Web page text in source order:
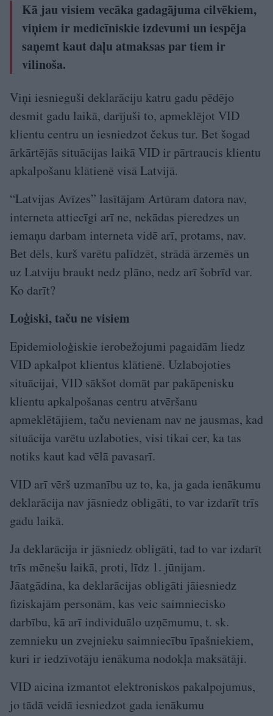
Kā jau visiem vecāka gadagājuma cilvēkiem,
viņiem ir medicīniskie izdevumi un iespēja
saņemt kaut daļu atmaksas par tiem ir
vilinoša.
Viņi iesnieguši deklarāciju katru gadu pēdējo
desmit gadu laikā, darījuši to, apmeklējot VID
klientu centru un iesniedzot čekus tur. Bet šogad
ārkārtējās situācijas laikā VID ir pārtraucis klientu
apkalpošanu klātienē visā Latvijā.
“Latvijas Avīzes” lasītājam Artūram datora nav,
interneta attiecīgi arī ne, nekādas pieredzes un
iemaņu darbam interneta vidē arī, protams, nav.
Bet dēls, kurš varētu palīdzēt, strādā ārzemēs un
uz Latviju braukt nedz plāno, nedz arī šobrīd var.
Ko darīt?
Loģiski, taču ne visiem
Epidemioloģiskie ierobežojumi pagaidām liedz
VID apkalpot klientus klātienē. Uzlabojoties
situācijai, VID sākšot domāt par pakāpenisku
klientu apkalpošanas centru atvēršanu
apmeklētājiem, taču nevienam nav ne jausmas, kad
situācija varētu uzlaboties, visi tikai cer, ka tas
notiks kaut kad vēlā pavasarī.
VID arī vērš uzmanību uz to, ka, ja gada ienākumu
deklarācija nav jāsniedz obligāti, to var izdarīt trīs
gadu laikā.
Ja deklarācija ir jāsniedz obligāti, tad to var izdarīt
trīs mēnešu laikā, proti, līdz 1. jūnijam.
Jāatgādina, ka deklarācijas obligāti jāiesniedz
fiziskajām personām, kas veic saimniecisko
darbību, kā arī individuālo uzņēmumu, t. sk.
zemnieku un zvejnieku saimniecību īpašniekiem,
kuri ir iedzīvotāju ienākuma nodokļa maksātāji.
VID aicina izmantot elektroniskos pakalpojumus,
jo tādā veidā iesniedzot gada ienākumu